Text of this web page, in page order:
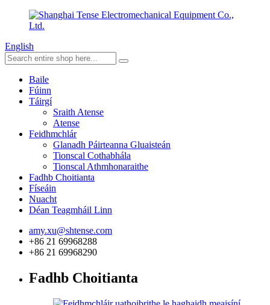
English
Baile
Fúinn
Táirgí
Sraith Atense
Atense
Feidhmchlár
Glanadh Páirteanna Gluaisteán
Tionscal Cothabhála
Tionscal Athmhonaraithe
Fadhb Choitianta
Físeáin
Nuacht
Déan Teagmháil Linn
amy.xu@shtense.com
+86 21 69968288
+86 21 69968290
Fadhb Choitianta